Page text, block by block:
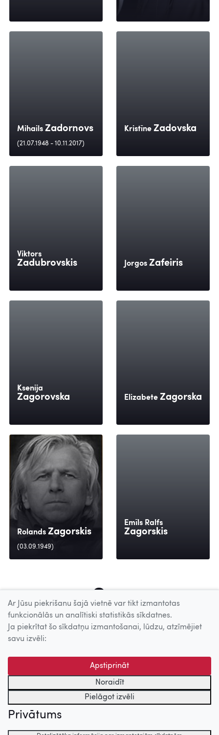
Mihails Zadornovs
(21.07.1948 - 10.11.2017)
Kristīne Zadovska
Viktors
Zadubrovskis Jorgos Zafeiris
Ksenija
Zagorovska Elizabete Zagorska
Rolands Zagorskis
(03.09.1949)
Emīls Ralfs
Zagorskis
Uz augšu
© 2026 Nacionālais Kino centrs, Kultūras informācijas sistēmu
centrs. Sadarbības partneris: Latvijas Valsts
kinofotofonodokumentu arhīvs.
Ar Jūsu piekrišanu šajā vietnē var tikt izmantotas
funkcionālās un analītiski statistikās sīkdatnes.
Ja piekrītat šo sīkdatņu izmantošanai, lūdzu, atzīmējiet
savu izvēli:
Apstiprināt
Noraidīt
Pielāgot izvēli
Privātums